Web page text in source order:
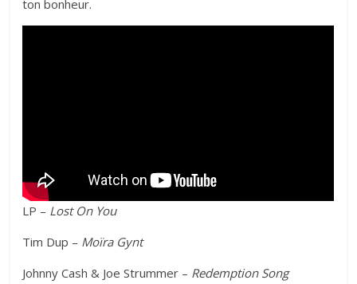
ton bonheur.
LP – Lost On You
Tim Dup – Moïra Gynt
Johnny Cash & Joe Strummer – Redemption Song